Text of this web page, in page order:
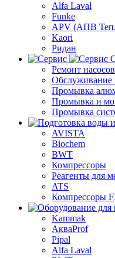
Alfa Laval
Funke
APV (АПВ
Kaori
Ридан
Ремонт насосов
Обслуживание
Промывка
Промывка и
Промывка
AVISTA
Biochem
BWT
Компрессоры
Реагенты для
ATS
Компрессоры
Kammak
АкваProf
Pipal
Alfa Laval